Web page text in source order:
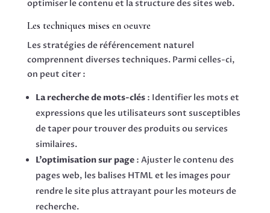
optimiser le contenu et la structure des sites web.
Les techniques mises en oeuvre
Les stratégies de référencement naturel
comprennent diverses techniques. Parmi celles-ci,
on peut citer :
La recherche de mots-clés: Identifier les mots et
expressions que les utilisateurs sont susceptibles
de taper pour trouver des produits ou services
similaires.
L’optimisation sur page: Ajuster le contenu des
pages web, les balises HTML et les images pour
rendre le site plus attrayant pour les moteurs de
recherche.